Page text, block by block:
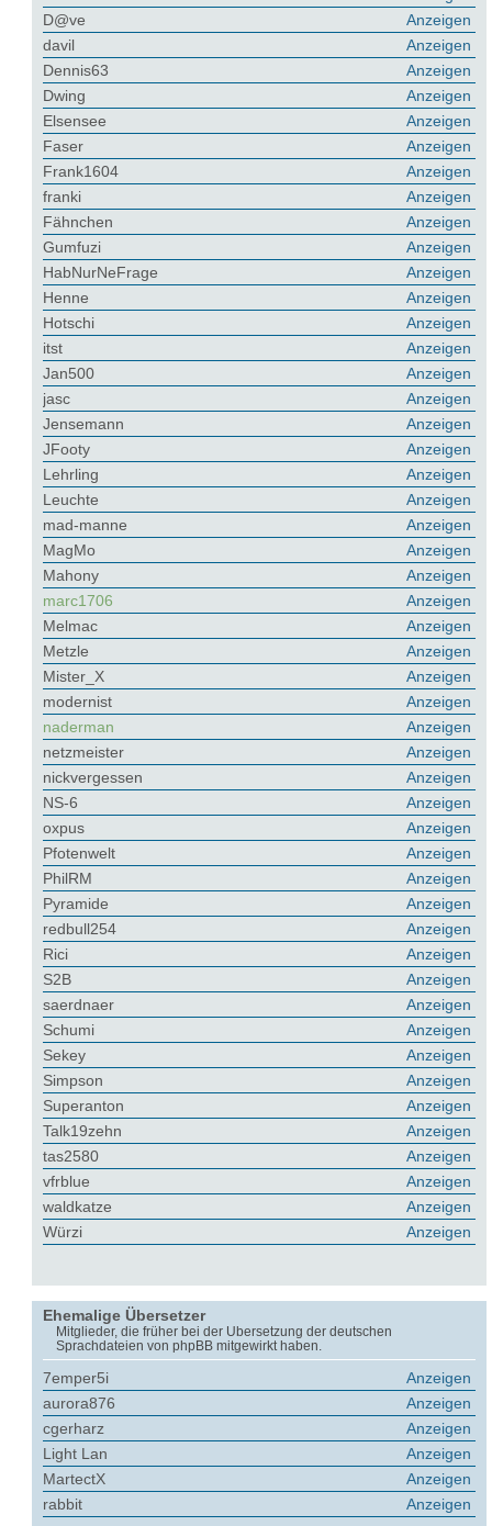
Anzeigen
D@ve
Anzeigen
davil
Anzeigen
Dennis63
Anzeigen
Dwing
Anzeigen
Elsensee
Anzeigen
Faser
Anzeigen
Frank1604
Anzeigen
franki
Anzeigen
Fähnchen
Anzeigen
Gumfuzi
Anzeigen
HabNurNeFrage
Anzeigen
Henne
Anzeigen
Hotschi
Anzeigen
itst
Anzeigen
Jan500
Anzeigen
jasc
Anzeigen
Jensemann
Anzeigen
JFooty
Anzeigen
Lehrling
Anzeigen
Leuchte
Anzeigen
mad-manne
Anzeigen
MagMo
Anzeigen
Mahony
Anzeigen
marc1706
Anzeigen
Melmac
Anzeigen
Metzle
Anzeigen
Mister_X
Anzeigen
modernist
Anzeigen
naderman
Anzeigen
netzmeister
Anzeigen
nickvergessen
Anzeigen
NS-6
Anzeigen
oxpus
Anzeigen
Pfotenwelt
Anzeigen
PhilRM
Anzeigen
Pyramide
Anzeigen
redbull254
Anzeigen
Rici
Anzeigen
S2B
Anzeigen
saerdnaer
Anzeigen
Schumi
Anzeigen
Sekey
Anzeigen
Simpson
Anzeigen
Superanton
Anzeigen
Talk19zehn
Anzeigen
tas2580
Anzeigen
vfrblue
Anzeigen
waldkatze
Anzeigen
Würzi
Ehemalige Übersetzer
Mitglieder, die früher bei der Übersetzung der deutschen
Sprachdateien von phpBB mitgewirkt haben.
Anzeigen
7emper5i
Anzeigen
aurora876
Anzeigen
cgerharz
Anzeigen
Light Lan
Anzeigen
MartectX
Anzeigen
rabbit